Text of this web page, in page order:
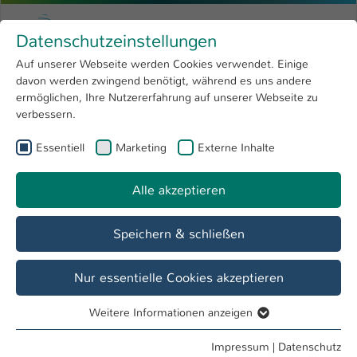
Menu
Forschung 4
Open submenu
Hochschule
International
Zum Hauptinhalt springen
Hochschule Kaiserslautern
Sie sind hier:
Dienste
Rechenzentrum
IT-Dienstleistungen für die Hochschule
Kaiserslautern
Anleitungen Support
Datenschutzeinstellungen
Auf unserer Webseite werden Cookies verwendet. Einige
davon werden zwingend benötigt, während es uns andere
ermöglichen, Ihre Nutzererfahrung auf unserer Webseite zu
verbessern.
Essentiell Marketing Externe Inhalte
Alle akzeptieren
Speichern & schließen
Nur essentielle Cookies akzeptieren
Essentielle Cookies werden für grundlegende Funktionen
Weitere Informationen anzeigen
Impressum | Datenschutz